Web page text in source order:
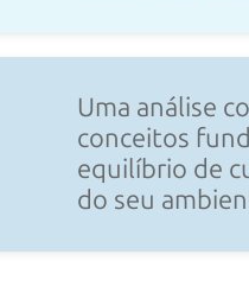
Uma análise
conceitos
equilíbrio de
do seu